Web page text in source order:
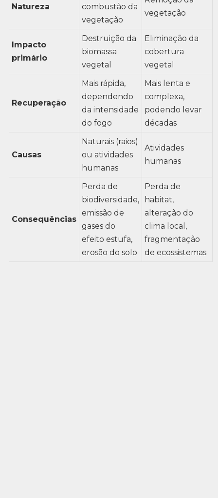
Natureza
combustão da
vegetação
vegetação
Impacto
primário
Destruição da
biomassa
vegetal
Eliminação da
cobertura
vegetal
Recuperação
Mais rápida,
dependendo
da intensidade
do fogo
Mais lenta e
complexa,
podendo levar
décadas
Causas
Naturais (raios)
ou atividades
humanas
Atividades
humanas
Consequências
Perda de
biodiversidade,
emissão de
gases do
efeito estufa,
erosão do solo
Perda de
habitat,
alteração do
clima local,
fragmentação
de ecossistemas